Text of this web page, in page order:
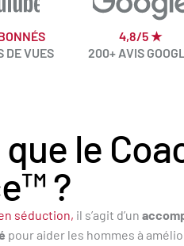
DE VUES
4,8/5 ★
200+ AVIS
que le
?
séduction, il s’agit d’un
pour aider les hommes à